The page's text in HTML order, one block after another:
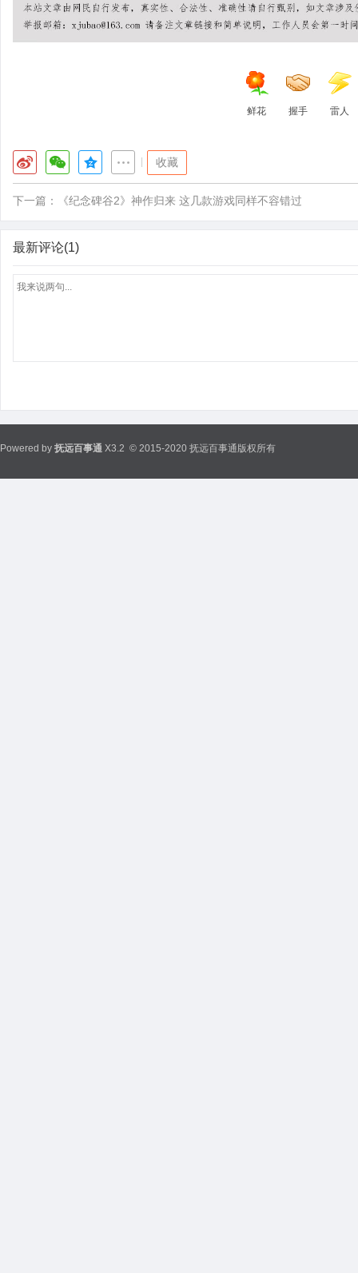
鲜花 握手 雷人
收藏
下一篇： 《纪念碑谷2》神作归来 这几款游戏同样不容错过
最新评论(1)
Powered by 抚远百事通 X3.2 © 2015-2020 抚远百事通版权所有